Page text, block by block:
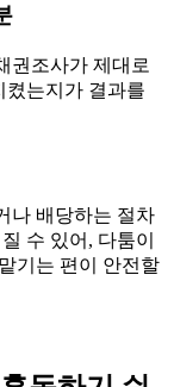
권조사가 제대로
켰는지가 결과를
나 배당하는 절차
수 있어, 다툼이
기는 편이 안전할